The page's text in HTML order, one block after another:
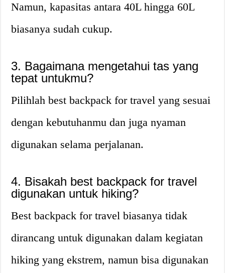
Namun, kapasitas antara 40L hingga 60L
biasanya sudah cukup.
3. Bagaimana mengetahui tas yang
tepat untukmu?
Pilihlah best backpack for travel yang sesuai
dengan kebutuhanmu dan juga nyaman
digunakan selama perjalanan.
4. Bisakah best backpack for travel
digunakan untuk hiking?
Best backpack for travel biasanya tidak
dirancang untuk digunakan dalam kegiatan
hiking yang ekstrem, namun bisa digunakan